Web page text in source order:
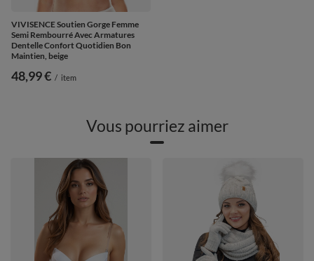
VIVISENCE Soutien Gorge Femme
Semi Rembourré Avec Armatures
Dentelle Confort Quotidien Bon
Maintien, beige
48,99 € / item
Vous pourriez aimer